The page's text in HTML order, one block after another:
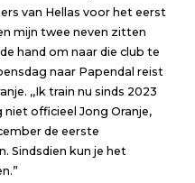
van Hellas voor het eerst
mijn twee neven zitten
hand om naar die club te
naar Papendal reist
,,Ik train nu sinds 2023
officieel Jong Oranje,
de eerste
Sindsdien kun je het